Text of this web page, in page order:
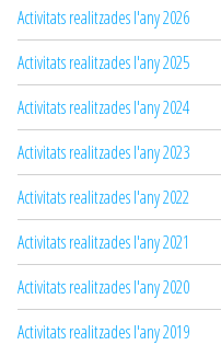
Activitats realitzades l'any 2026
Activitats realitzades l'any 2025
Activitats realitzades l'any 2024
Activitats realitzades l'any 2023
Activitats realitzades l'any 2022
Activitats realitzades l'any 2021
Activitats realitzades l'any 2020
Activitats realitzades l'any 2019